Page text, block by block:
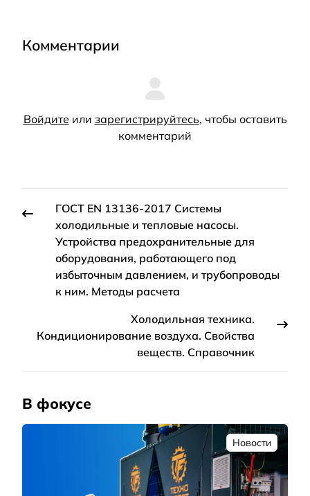
Комментарии
Войдите или зарегистрируйтесь, чтобы оставить
комментарий
ГОСТ EN 13136-2017 Системы
холодильные и тепловые насосы.
Устройства предохранительные для
оборудования, работающего под
избыточным давлением, и трубопроводы
к ним. Методы расчета
Холодильная техника.
Кондиционирование воздуха. Свойства
веществ. Справочник
В фокусе
Новости